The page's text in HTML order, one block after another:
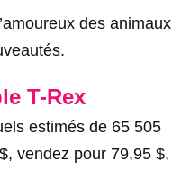
des animaux
T-Rex
estimés de 65 505
vendez pour 79,95 $,